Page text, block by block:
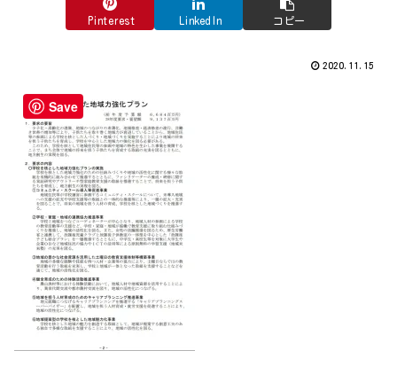
Pinterest LinkedIn コピー
2020.11.15
Save